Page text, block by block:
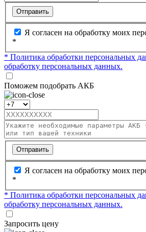
Отправить
Я согласен на обработку моих
*
* Политика обработки персональных
обработку персональных данных.
Поможем подобрать АКБ
Отправить
Я согласен на обработку моих
*
* Политика обработки персональных
обработку персональных данных.
Запросить цену